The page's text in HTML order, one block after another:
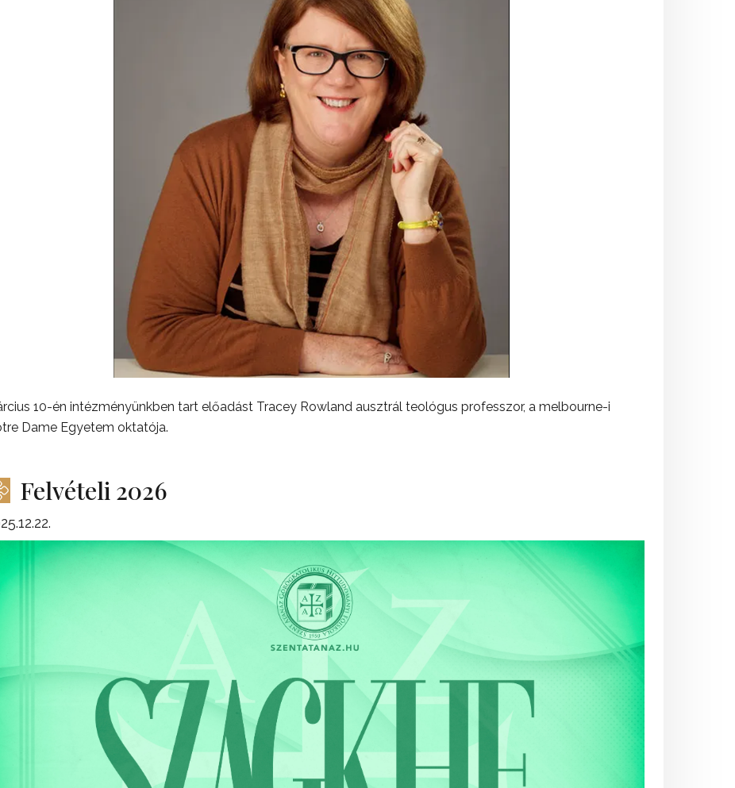
10-én intézményünkben tart előadást Tracey Rowland ausztrál teológus professzor, a melbourne-i
Dame Egyetem oktatója.
Felvételi 2026